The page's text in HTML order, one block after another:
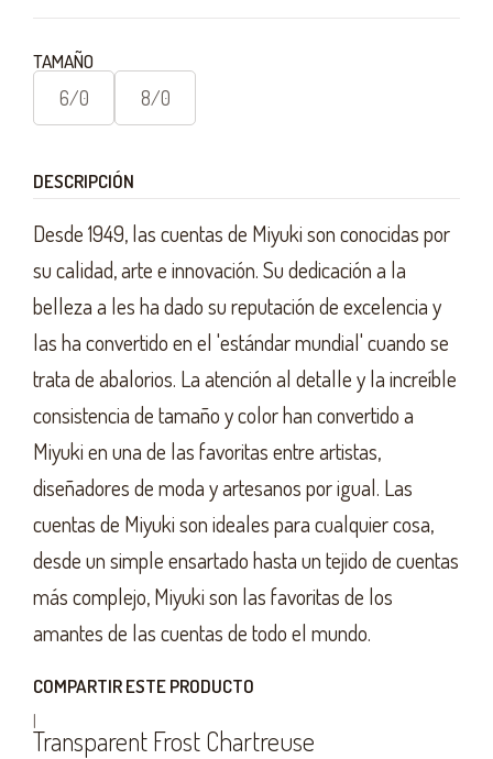
TAMAÑO
6/0 8/0
DESCRIPCIÓN
Desde 1949, las cuentas de Miyuki son conocidas por
su calidad, arte e innovación. Su dedicación a la
belleza a les ha dado su reputación de excelencia y
las ha convertido en el 'estándar mundial' cuando se
trata de abalorios. La atención al detalle y la increíble
consistencia de tamaño y color han convertido a
Miyuki en una de las favoritas entre artistas,
diseñadores de moda y artesanos por igual. Las
cuentas de Miyuki son ideales para cualquier cosa,
desde un simple ensartado hasta un tejido de cuentas
más complejo, Miyuki son las favoritas de los
amantes de las cuentas de todo el mundo.
COMPARTIR ESTE PRODUCTO
|
Transparent Frost Chartreuse